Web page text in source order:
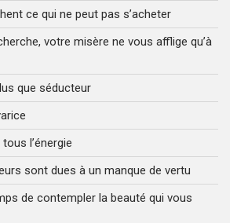
ce qui ne peut pas s’acheter
votre misère ne vous afflige qu’à
que séducteur
l’énergie
sont dues à un manque de vertu
de contempler la beauté qui vous